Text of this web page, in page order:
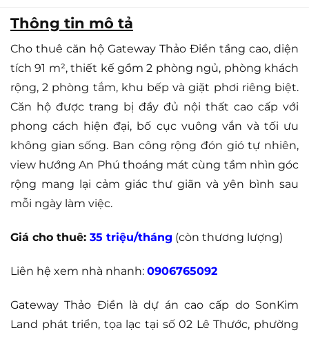
Thông tin mô tả
Cho thuê căn hộ Gateway Thảo Điền tầng cao, diện
tích 91 m², thiết kế gồm 2 phòng ngủ, phòng khách
rộng, 2 phòng tắm, khu bếp và giặt phơi riêng biệt.
Căn hộ được trang bị đầy đủ nội thất cao cấp với
phong cách hiện đại, bố cục vuông vắn và tối ưu
không gian sống. Ban công rộng đón gió tự nhiên,
view hướng An Phú thoáng mát cùng tầm nhìn góc
rộng mang lại cảm giác thư giãn và yên bình sau
mỗi ngày làm việc.
Giá cho thuê: 35 triệu/tháng (còn thương lượng)
Liên hệ xem nhà nhanh: 0906765092
Gateway Thảo Điền là dự án cao cấp do SonKim
Land phát triển, tọa lạc tại số 02 Lê Thước, phường